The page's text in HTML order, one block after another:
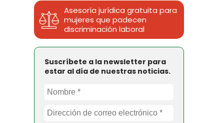
Asesoría jurídica gratuita para
mujeres que padecen
discriminación laboral
Suscríbete a la newsletter para
estar al día de nuestras noticias.